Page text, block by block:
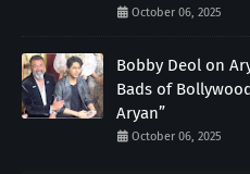
October 06, 2025
Bobby Deol on
Bads of
Aryan”
October 06, 2025